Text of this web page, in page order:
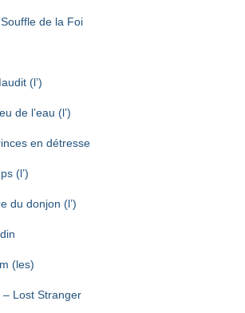
de la Foi
(l’)
de l’eau (l’)
en détresse
(l’)
du donjon (l’)
(les)
– Lost Stranger